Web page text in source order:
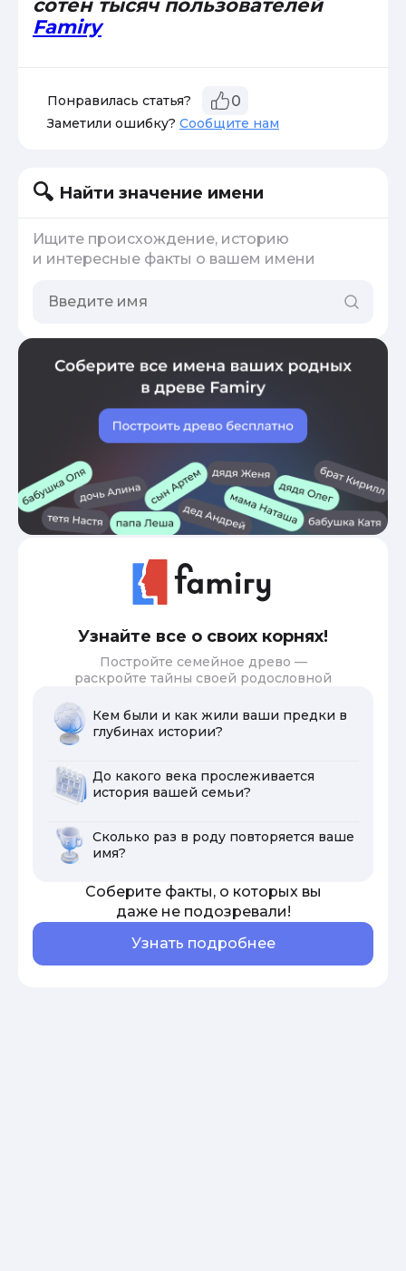
сотен тысяч пользователей
Famiry
Понравилась статья? 0
Заметили ошибку? Сообщите нам
Найти значение имени
Ищите происхождение, историю
и интересные факты о вашем имени
Узнайте все о своих корнях!
Постройте семейное древо —
раскройте тайны своей родословной
Кем были и как жили ваши предки в
глубинах истории?
До какого века прослеживается
история вашей семьи?
Сколько раз в роду повторяется ваше
имя?
Соберите факты, о которых вы
даже не подозревали!
Узнать подробнее